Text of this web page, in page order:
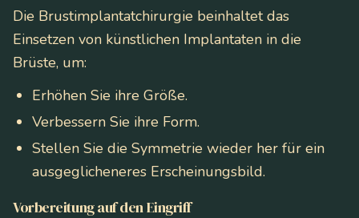
Die Brustimplantatchirurgie beinhaltet das
Einsetzen von künstlichen Implantaten in die
Brüste, um:
Erhöhen Sie ihre Größe.
Verbessern Sie ihre Form.
Stellen Sie die Symmetrie wieder her für ein
ausgeglicheneres Erscheinungsbild.
Vorbereitung auf den Eingriff